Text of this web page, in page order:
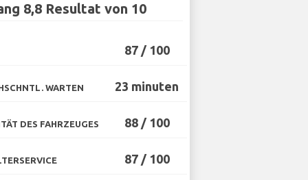
8,8 Resultat von 10
87 / 100
WARTEN 23 minuten
DES FAHRZEUGES 88 / 100
87 / 100